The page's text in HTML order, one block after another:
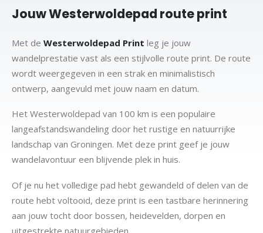
Jouw Westerwoldepad route print
Met de Westerwoldepad Print leg je jouw
wandelprestatie vast als een stijlvolle route print. De route
wordt weergegeven in een strak en minimalistisch
ontwerp, aangevuld met jouw naam en datum.
Het Westerwoldepad van 100 km is een populaire
langeafstandswandeling door het rustige en natuurrijke
landschap van Groningen. Met deze print geef je jouw
wandelavontuur een blijvende plek in huis.
Of je nu het volledige pad hebt gewandeld of delen van de
route hebt voltooid, deze print is een tastbare herinnering
aan jouw tocht door bossen, heidevelden, dorpen en
uitgestrekte natuurgebieden.